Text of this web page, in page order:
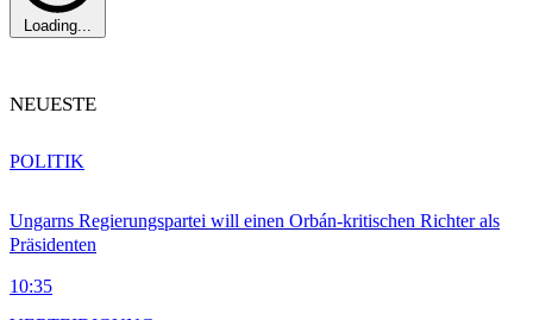
Loading...
NEUESTE
Ungarns Regierungspartei will einen Orbán-kritischen Richter als
Präsidenten
10:35
POLITIK